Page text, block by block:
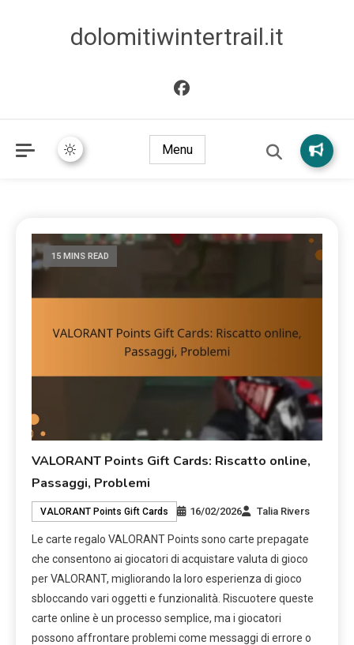
dolomitiwintertrail.it
Menu
15 MINS READ
VALORANT Points Gift Cards: Riscatto online,
Passaggi, Problemi
VALORANT Points Gift Cards 16/02/2026 Talia Rivers
Le carte regalo VALORANT Points sono carte prepagate
che consentono ai giocatori di acquistare valuta di gioco
per VALORANT, migliorando la loro esperienza di gioco
sbloccando vari oggetti e funzionalità. Riscuotere queste
carte online è un processo semplice, ma i giocatori
possono affrontare problemi come messaggi di errore o